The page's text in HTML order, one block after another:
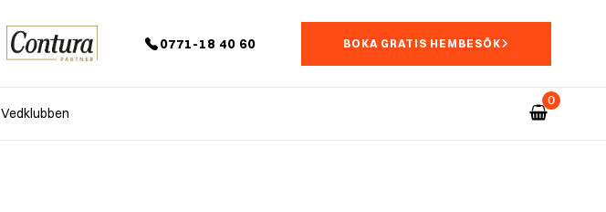
0771-18 40 60 BOKA GRATIS HEMBESÖK
Vedklubben